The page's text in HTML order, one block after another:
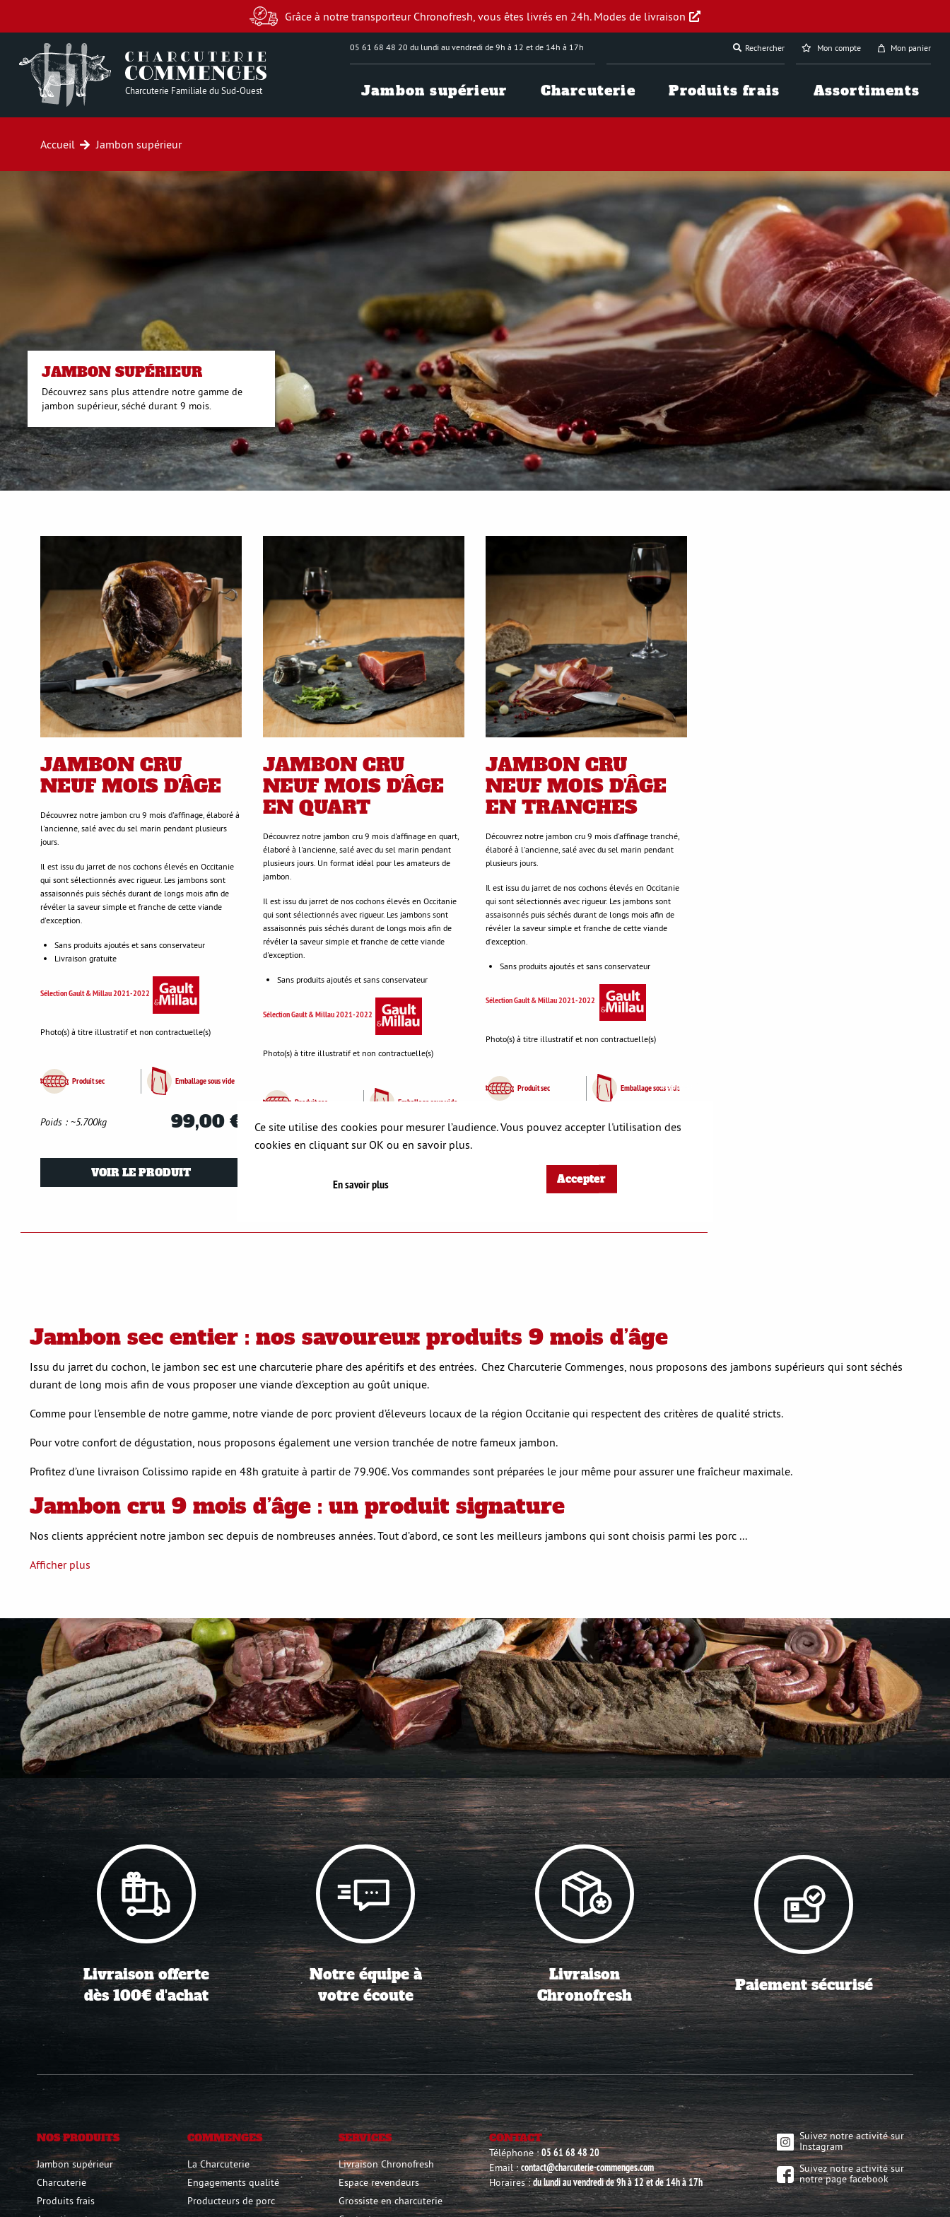
Grâce à notre transporteur Chronofresh, vous êtes livrés en 24h. Modes de livraison
Charcuterie Familiale du Sud-Ouest
05 61 68 48 20 du lundi au vendredi de 9h à 12 et de 14h à 17h Rechercher Mon compte Mon panier
Jambon supérieur Charcuterie Produits frais Assortiments
Accueil Jambon supérieur
JAMBON SUPÉRIEUR
Découvrez sans plus attendre notre gamme de
jambon supérieur, séché durant 9 mois.
JAMBON CRU
NEUF MOIS D'ÂGE
Découvrez notre jambon cru 9 mois d'affinage, élaboré à
l'ancienne, salé avec du sel marin pendant plusieurs
jours.
Il est issu du jarret de nos cochons élevés en Occitanie
qui sont sélectionnés avec rigueur. Les jambons sont
assaisonnés puis séchés durant de longs mois afin de
révéler la saveur simple et franche de cette viande
d'exception.
Sans produits ajoutés et sans conservateur
Livraison gratuite
Sélection Gault & Millau 2021-2022
Photo(s) à titre illustratif et non contractuelle(s)
Produit sec Emballage sous vide
Poids : ~5.700kg 99,00 €
VOIR LE PRODUIT
JAMBON CRU
NEUF MOIS D'ÂGE
EN QUART
Découvrez notre jambon cru 9 mois d'affinage en quart,
élaboré à l'ancienne, salé avec du sel marin pendant
plusieurs jours. Un format idéal pour les amateurs de
jambon.
Il est issu du jarret de nos cochons élevés en Occitanie
qui sont sélectionnés avec rigueur. Les jambons sont
assaisonnés puis séchés durant de longs mois afin de
révéler la saveur simple et franche de cette viande
d'exception.
Sans produits ajoutés et sans conservateur
Sélection Gault & Millau 2021-2022
Photo(s) à titre illustratif et non contractuelle(s)
Produit sec Emballage sous vide
Poids : ~1kg 19,99 €
JAMBON CRU
NEUF MOIS D'ÂGE
EN TRANCHES
Découvrez notre jambon cru 9 mois d'affinage tranché,
élaboré à l'ancienne, salé avec du sel marin pendant
plusieurs jours.
Il est issu du jarret de nos cochons élevés en Occitanie
qui sont sélectionnés avec rigueur. Les jambons sont
assaisonnés puis séchés durant de longs mois afin de
révéler la saveur simple et franche de cette viande
d'exception.
Sans produits ajoutés et sans conservateur
Sélection Gault & Millau 2021-2022
Photo(s) à titre illustratif et non contractuelle(s)
Produit sec Emballage sous vide
Poids : ~250g 9,57 €
VOIR LE PRODUIT
Jambon sec entier : nos savoureux produits 9 mois d’âge
Issu du jarret du cochon, le jambon sec est une charcuterie phare des apéritifs et des entrées. Chez Charcuterie Commenges, nous proposons des jambons supérieurs qui sont séchés
durant de long mois afin de vous proposer une viande d’exception au goût unique.
Comme pour l’ensemble de notre gamme, notre viande de porc provient d’éleveurs locaux de la région Occitanie qui respectent des critères de qualité stricts.
Pour votre confort de dégustation, nous proposons également une version tranchée de notre fameux jambon.
Profitez d’une livraison Colissimo rapide en 48h gratuite à partir de 79.90€. Vos commandes sont préparées le jour même pour assurer une fraîcheur maximale.
Jambon cru 9 mois d’âge : un produit signature
Nos clients apprécient notre jambon sec depuis de nombreuses années. Tout d’abord, ce sont les meilleurs jambons qui sont choisis parmi les porc ...
Afficher plus
Livraison offerte
dès 100€ d'achat
Notre équipe à
votre écoute
Livraison
Chronofresh
Paiement sécurisé
NOS PRODUITS
Jambon supérieur
Charcuterie
Produits frais
COMMENGES
La Charcuterie
Engagements qualité
Producteurs de porc
SERVICES
Livraison Chronofresh
Espace revendeurs
Grossiste en charcuterie
CONTACT
Téléphone :05 61 68 48 20
Email :contact@charcuterie-commenges.com
Horaires :du lundi au vendredi de 9h à 12 et de 14h à 17h
Suivez notre activité sur
Instagram
Suivez notre activité sur
notre page facebook
Ce site utilise des cookies pour mesurer l’audience. Vous pouvez accepter l'utilisation des
cookies en cliquant sur OK ou en savoir plus.
En savoir plus Accepter
S'opposer